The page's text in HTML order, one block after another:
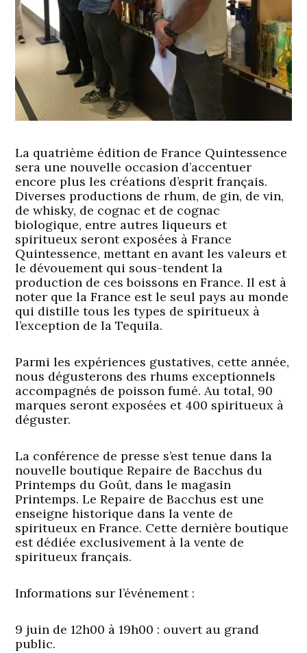
La quatrième édition de France Quintessence
sera une nouvelle occasion d’accentuer
encore plus les créations d’esprit français.
Diverses productions de rhum, de gin, de vin,
de whisky, de cognac et de cognac
biologique, entre autres liqueurs et
spiritueux seront exposées à France
Quintessence, mettant en avant les valeurs et
le dévouement qui sous-tendent la
production de ces boissons en France. Il est à
noter que la France est le seul pays au monde
qui distille tous les types de spiritueux à
l’exception de la Tequila.
Parmi les expériences gustatives, cette année,
nous dégusterons des rhums exceptionnels
accompagnés de poisson fumé. Au total, 90
marques seront exposées et 400 spiritueux à
déguster.
La conférence de presse s’est tenue dans la
nouvelle boutique Repaire de Bacchus du
Printemps du Goût, dans le magasin
Printemps. Le Repaire de Bacchus est une
enseigne historique dans la vente de
spiritueux en France. Cette dernière boutique
est dédiée exclusivement à la vente de
spiritueux français.
Informations sur l’événement :
9 juin de 12h00 à 19h00 : ouvert au grand
public.